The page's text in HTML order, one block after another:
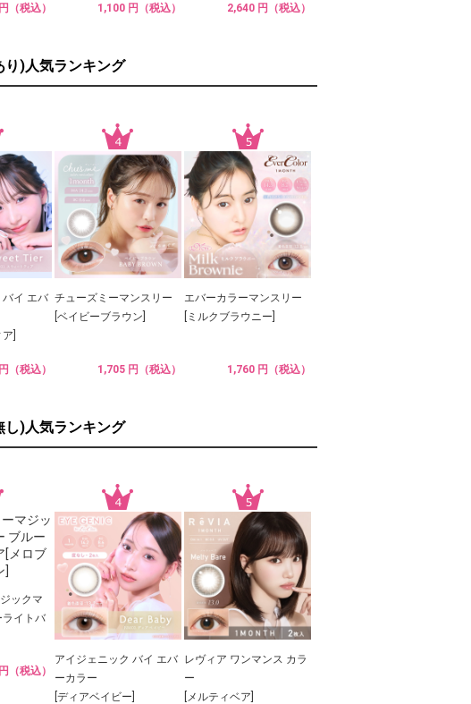
（税込） 1,100 円（税込） 2,640 円（税込）
り)人気ランキング
イ エバ
]
（税込）
チューズミーマンスリー
[ベイビーブラウン]
1,705 円（税込）
エバーカラーマンスリー
[ミルクブラウニー]
1,760 円（税込）
し)人気ランキング
ックマ
ライトバ
（税込）
アイジェニック バイ エバ
ーカラー
[ディアベイビー]
レヴィア ワンマンス カラ
ー
[メルティベア]